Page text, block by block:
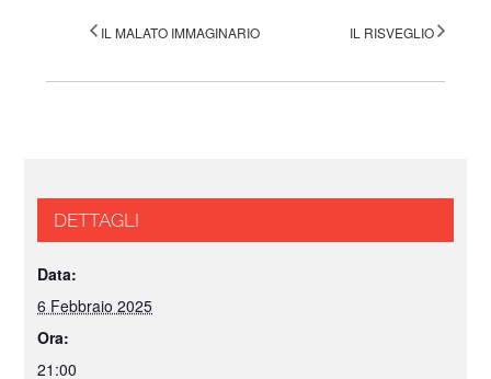
IL MALATO IMMAGINARIO IL RISVEGLIO
DETTAGLI
Data:
6 Febbraio 2025
Ora:
21:00